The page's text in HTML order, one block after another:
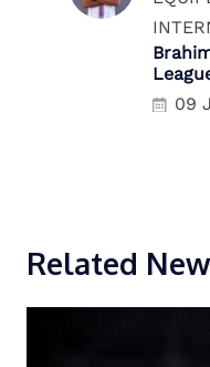
09
Related